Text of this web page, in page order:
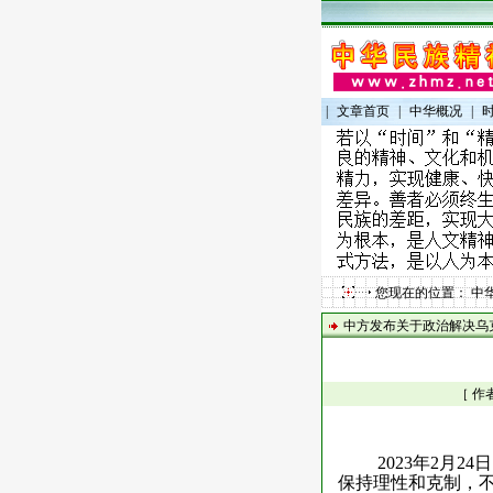
文章首页 中华概况
您现在的位置：中
中方发布关于政治解决
［
2023年2 月 24
保持理性和克制，